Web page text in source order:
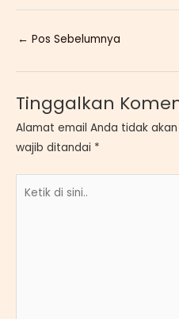
← Pos Sebelumnya
Tinggalkan
Alamat email Anda tidak akan
wajib ditandai *